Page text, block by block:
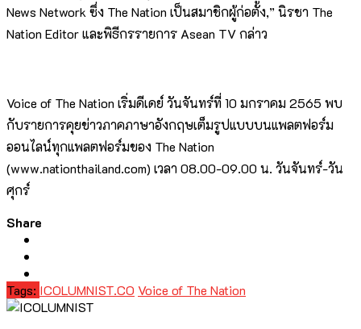
News Network ซึ่ง The Nation เป็นสมาชิกผู้ก่อตั้ง,” นิรชา The
Nation Editor และพิธีกรรายการ Asean TV กล่าว
Voice of The Nation เริ่มดีเดย์ วันจันทร์ที่ 10 มกราคม 2565 พบ
กับรายการคุยข่าวภาคภาษาอังกฤษเต็มรูปแบบบนแพลตฟอร์ม
ออนไลน์ทุกแพลตฟอร์มของ The Nation
(www.nationthailand.com) เวลา 08.00-09.00 น. วันจันทร์-วัน
ศุกร์
Share
Tags: ICOLUMNIST.CO Voice of The Nation